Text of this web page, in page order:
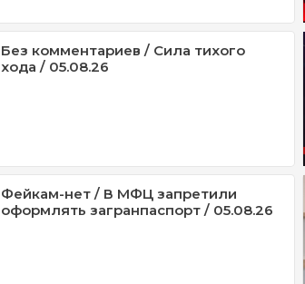
Без комментариев / Сила тихого
хода / 05.08.26
Фейкам-нет / В МФЦ запретили
оформлять загранпаспорт / 05.08.26